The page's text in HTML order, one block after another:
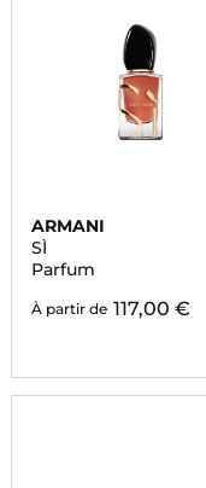
ARMANI
SÌ
Parfum
À partir de 117,00 €